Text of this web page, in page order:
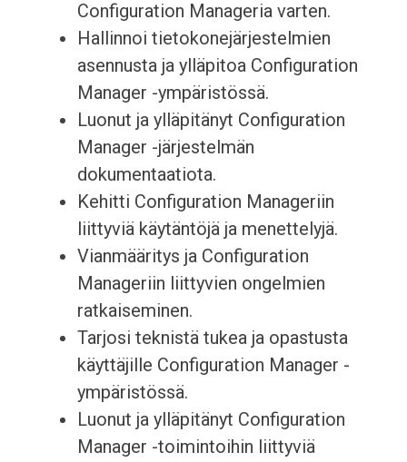
Configuration Manageria varten.
Hallinnoi tietokonejärjestelmien
asennusta ja ylläpitoa Configuration
Manager -ympäristössä.
Luonut ja ylläpitänyt Configuration
Manager -järjestelmän
dokumentaatiota.
Kehitti Configuration Manageriin
liittyviä käytäntöjä ja menettelyjä.
Vianmääritys ja Configuration
Manageriin liittyvien ongelmien
ratkaiseminen.
Tarjosi teknistä tukea ja opastusta
käyttäjille Configuration Manager -
ympäristössä.
Luonut ja ylläpitänyt Configuration
Manager -toimintoihin liittyviä